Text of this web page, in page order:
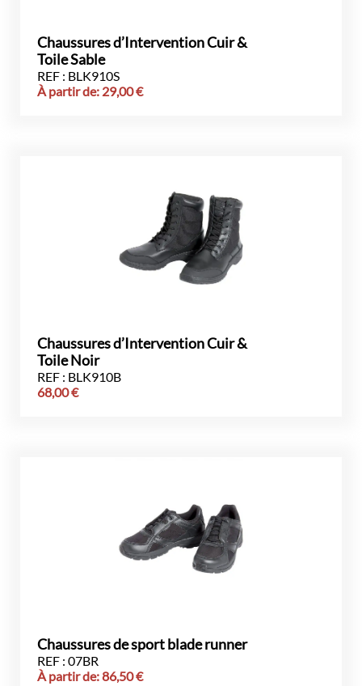
Chaussures d’Intervention Cuir &
Toile Sable
REF : BLK910S
À partir de: 29,00€
Chaussures d’Intervention Cuir &
Toile Noir
REF : BLK910B
68,00€
Chaussures de sport blade runner
REF : 07BR
À partir de:86,50€